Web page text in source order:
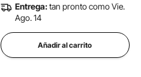
Entrega:tan pronto como Vie.
Ago. 14
Añadir al carrito